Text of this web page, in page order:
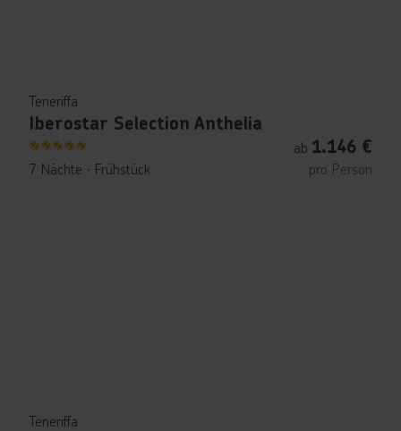
Teneriffa
Iberostar Selection Anthelia
5
7 Nächte ∙ Frühstück
ab 1.146 €
pro Person
Teneriffa